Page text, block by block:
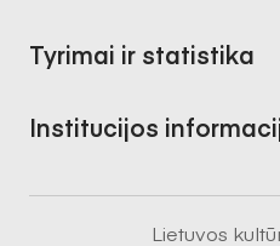
Tyrimai ir statistika
Institucijos
Lietuvos